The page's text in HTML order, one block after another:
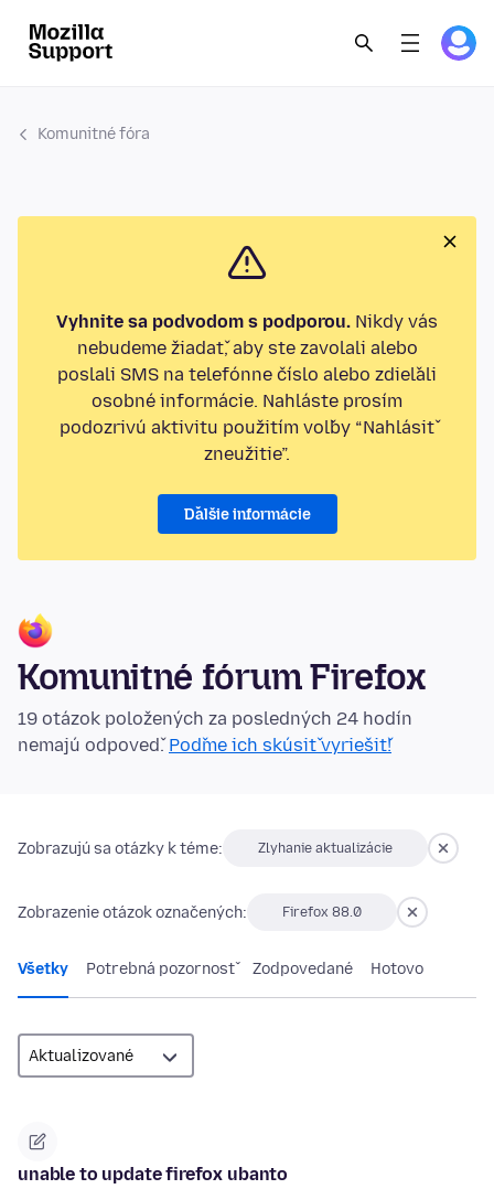
Komunitné fóra
Vyhnite sa podvodom s podporou. Nikdy vás
nebudeme žiadať, aby ste zavolali alebo
poslali SMS na telefónne číslo alebo zdieľali
osobné informácie. Nahláste prosím
podozrivú aktivitu použitím voľby “Nahlásiť
zneužitie”.
Ďalšie informácie
Komunitné fórum Firefox
19 otázok položených za posledných 24 hodín
nemajú odpoveď.Poďme ich skúsiť vyriešiť!
Zobrazujú sa otázky k téme: Zlyhanie aktualizácie
Zobrazenie otázok označených: Firefox 88.0
Všetky Potrebná pozornosť Zodpovedané Hotovo
unable to update firefox ubanto